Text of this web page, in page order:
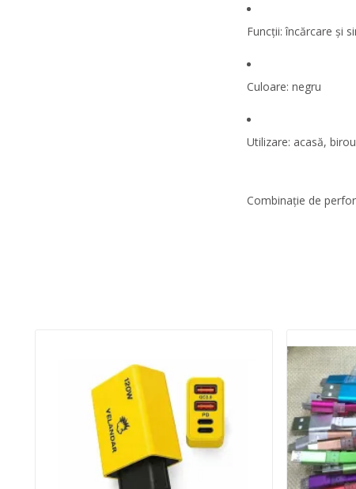
Funcții: încărcare și
Culoare: negru
Utilizare: acasă,
Combinație de